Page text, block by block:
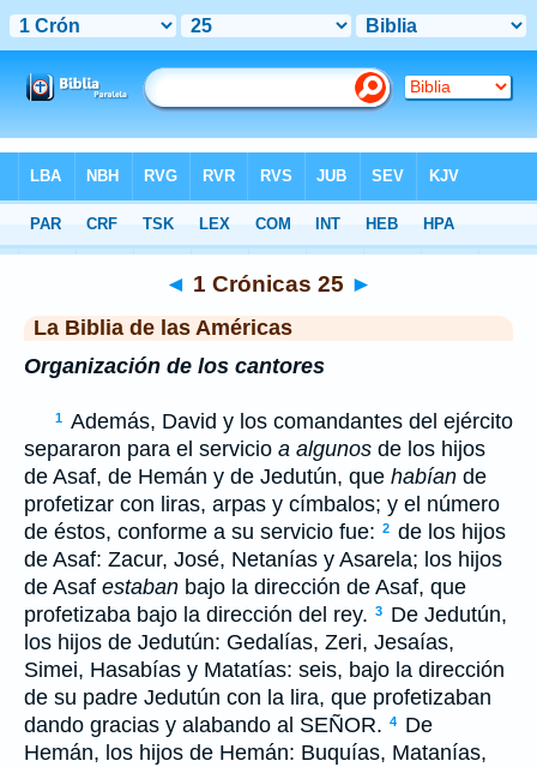
>LBLA > 1 Crónicas 25
◄ 1 Crónicas 25 ►
La Biblia de las Américas
Organización de los cantores
1 Además, David y los comandantes del ejército
separaron para el servicio a algunos de los hijos
de Asaf, de Hemán y de Jedutún, que habían de
profetizar con liras, arpas y címbalos; y el número
de éstos, conforme a su servicio fue: 2 de los hijos
de Asaf: Zacur, José, Netanías y Asarela; los hijos
de Asaf estaban bajo la dirección de Asaf, que
profetizaba bajo la dirección del rey. 3
De Jedutún,
los hijos de Jedutún: Gedalías, Zeri, Jesaías,
Simei, Hasabías y Matatías: seis, bajo la dirección
de su padre Jedutún con la lira, que profetizaban
dando gracias y alabando al SEÑOR. 4
De
Hemán, los hijos de Hemán: Buquías, Matanías,